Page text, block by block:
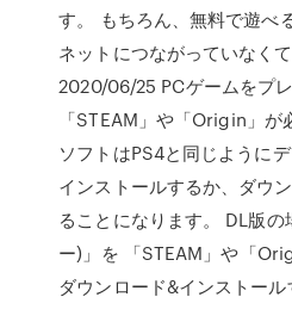
す。 もちろん、無料で遊べ
ネットにつながっていなく
2020/06/25 PCゲームをプ
「STEAM」や「Origin」
ソフトはPS4と同じように
インストールするか、ダウ
ることになります。 DL版
ー)」を 「STEAM」や「
ダウンロード&インストール